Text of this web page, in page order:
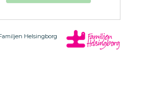
Helsingborg